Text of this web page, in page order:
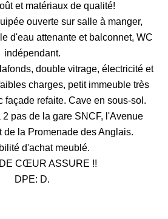
et matériaux de qualité!
ouverte sur salle à manger,
d'eau attenante et balconnet, WC
indépendant.
double vitrage, électricité et
charges, petit immeuble très
façade refaite. Cave en sous-sol.
2 pas de la gare SNCF, l'Avenue
de la Promenade des Anglais.
d'achat meublé.
CŒUR ASSURE !!
DPE: D.